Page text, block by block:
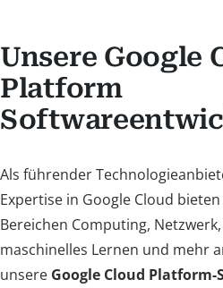
Unsere Google
Platform
Als führender
Expertise in Google Cloud
Bereichen Computing,
maschinelles Lernen und mehr
unsere Google Cloud Platform-